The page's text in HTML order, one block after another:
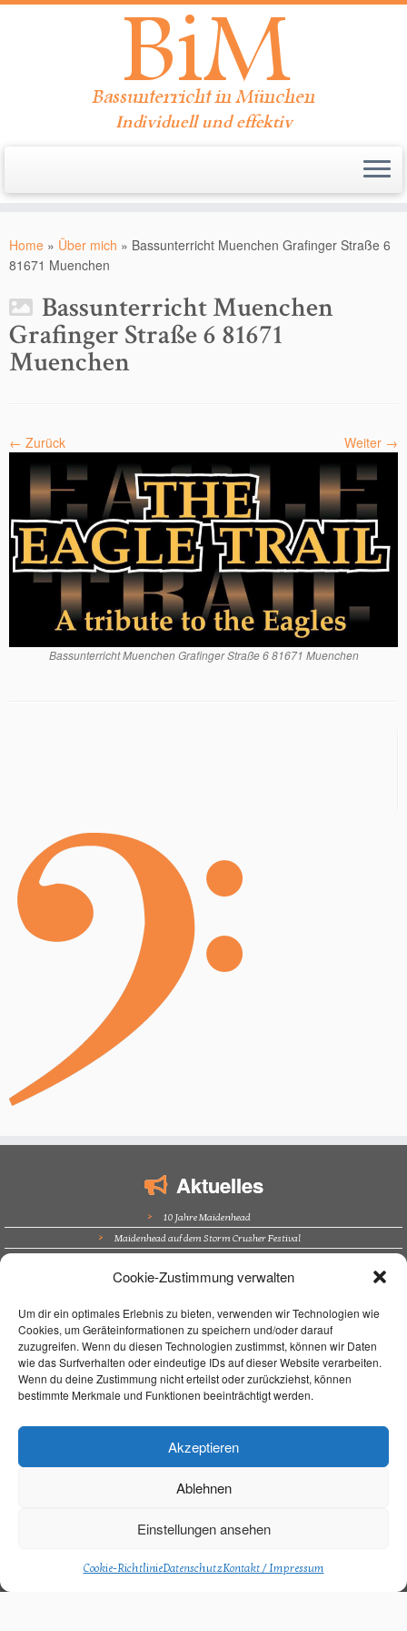
Cookie-Zustimmung verwalten
Um dir ein optimales Erlebnis zu bieten, verwenden wir Technologien wie
Cookies, um Geräteinformationen zu speichern und/oder darauf
zuzugreifen. Wenn du diesen Technologien zustimmst, können wir Daten
wie das Surfverhalten oder eindeutige IDs auf dieser Website verarbeiten.
Wenn du deine Zustimmung nicht erteilst oder zurückziehst, können
bestimmte Merkmale und Funktionen beeinträchtigt werden.
Akzeptieren
Ablehnen
Einstellungen ansehen
Cookie-RichtlinieDatenschutzKontakt / Impressum
Inhalt
springen
Individuell und effektiv
Home » Über mich » Bassunterricht Muenchen Grafinger Straße 6
81671 Muenchen
Bassunterricht Muenchen
Grafinger Straße 6 81671
Muenchen
← Zurück Weiter →
Bassunterricht Muenchen Grafinger Straße 6 81671 Muenchen
Aktuelles
10 Jahre Maidenhead
Maidenhead auf dem Storm Crusher Festival
Altstadtfest Amberg
Navigation
Home
Unterrichtsort
Live On Stage
Aktuelles
Datenschutz